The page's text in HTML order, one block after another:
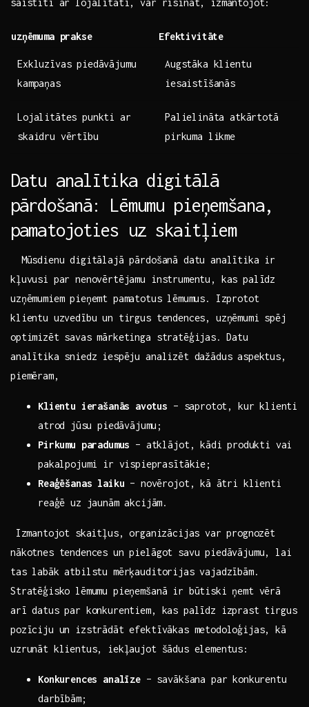
saistīti ar lojalitāti, var risināt, izmantojot:
uzņēmuma prakse Efektivitāte
Exkluzīvas piedāvājumu
kampaņas
Augstāka ‍klientu
iesaistīšanās
Lojalitātes‌ punkti ar
skaidru vērtību
Palielināta atkārtotā
pirkuma likme
Datu analītika digitālā
pārdošanā:​ Lēmumu pieņemšana,
pamatojoties uz skaitļiem
​‌ ‌ Mūsdienu digitālajā pārdošanā datu analītika ir
kļuvusi par nenovērtējamu instrumentu, kas palīdz
uzņēmumiem pieņemt pamatotus⁣ lēmumus. Izprotot
klientu uzvedību un tirgus tendences, uzņēmumi spēj
optimizēt savas mārketinga stratēģijas. ⁢Datu
analītika sniedz ‌iespēju analizēt dažādus aspektus,
piemēram,
Klientu‌ ierašanās avotus –⁣ saprotot, kur klienti
‌atrod ⁢jūsu piedāvājumu;
Pirkumu paradumus – atklājot, kādi ⁢produkti vai
pakalpojumi ​ir vispieprasītākie;
Reaģēšanas laiku – novērojot, ⁢kā ātri klienti
reaģē uz jaunām akcijām.
⁤ Izmantojot skaitļus, organizācijas var prognozēt
nākotnes tendences un pielāgot savu piedāvājumu, lai
tas labāk atbilstu mērķauditorijas vajadzībām.
Stratēģisko lēmumu pieņemšanā ir būtiski ņemt vērā
arī datus par konkurentiem, kas palīdz izprast tirgus
pozīciju un izstrādāt efektīvākas metodoloģijas, kā
uzrunāt klientus, iekļaujot šādus elementus:
Konkurences analīze– savākšana par konkurentu
darbībām;